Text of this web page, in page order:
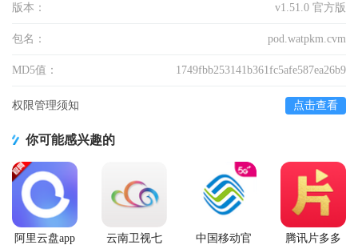
版本： v1.51.0 官方版
包名： pod.watpkm.cvm
MD5值： 1749fbb253141b361fc5afe587ea26b9
权限管理须知 点击查看
你可能感兴趣的
阿里云盘app
云南卫视七
中国移动官
腾讯片多多